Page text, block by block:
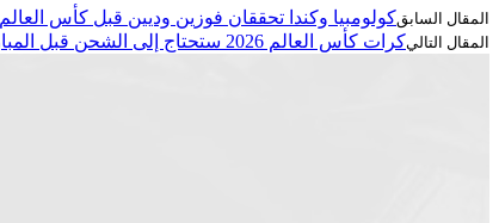
كولومبيا وكندا تحققان فوزين وديين قبل كأس العالم 2026
كرات كأس العالم 2026 ستحتاج إلى الشحن قبل المباريات